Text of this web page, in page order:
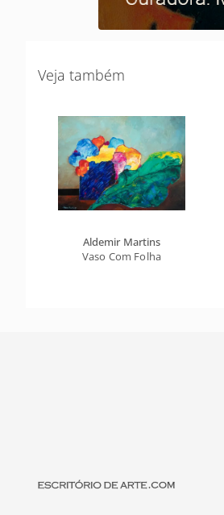
Veja também
Aldemir Martins
Vaso Com Folha